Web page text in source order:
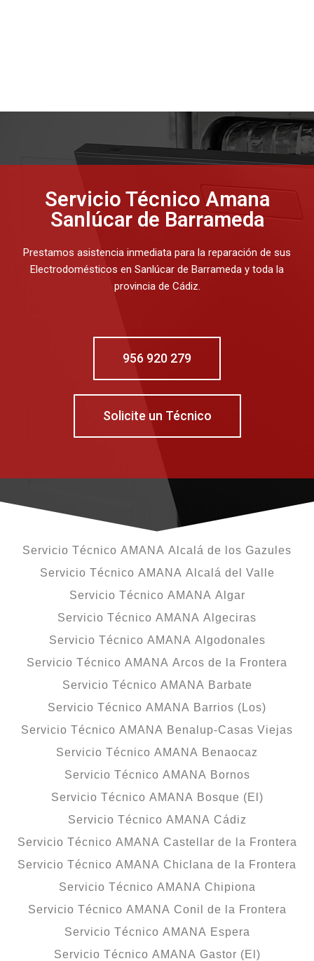
Servicio Técnico Amana
Sanlúcar de Barrameda
Prestamos asistencia inmediata para la reparación de sus
Electrodomésticos en Sanlúcar de Barrameda y toda la
provincia de Cádiz.
956 920 279
Solicite un Técnico
Servicio Técnico AMANA Alcalá de los Gazules
Servicio Técnico AMANA Alcalá del Valle
Servicio Técnico AMANA Algar
Servicio Técnico AMANA Algeciras
Servicio Técnico AMANA Algodonales
Servicio Técnico AMANA Arcos de la Frontera
Servicio Técnico AMANA Barbate
Servicio Técnico AMANA Barrios (Los)
Servicio Técnico AMANA Benalup-Casas Viejas
Servicio Técnico AMANA Benaocaz
Servicio Técnico AMANA Bornos
Servicio Técnico AMANA Bosque (El)
Servicio Técnico AMANA Cádiz
Servicio Técnico AMANA Castellar de la Frontera
Servicio Técnico AMANA Chiclana de la Frontera
Servicio Técnico AMANA Chipiona
Servicio Técnico AMANA Conil de la Frontera
Servicio Técnico AMANA Espera
Servicio Técnico AMANA Gastor (El)